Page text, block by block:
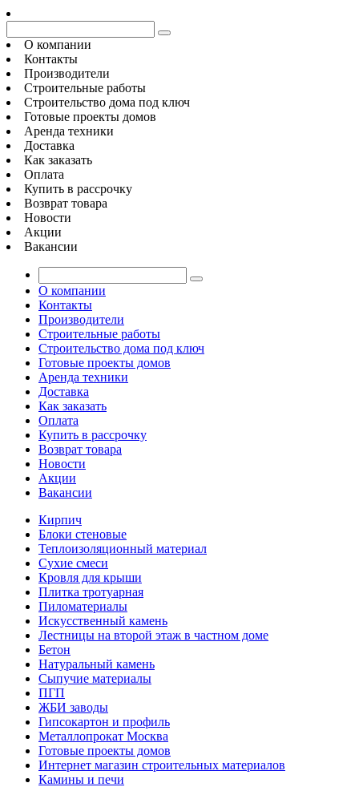
О компании
Контакты
Производители
Строительные работы
Строительство дома под ключ
Готовые проекты домов
Аренда техники
Доставка
Как заказать
Оплата
Купить в рассрочку
Возврат товара
Новости
Акции
Вакансии
О компании
Контакты
Производители
Строительные работы
Строительство дома под ключ
Готовые проекты домов
Аренда техники
Доставка
Как заказать
Оплата
Купить в рассрочку
Возврат товара
Новости
Акции
Вакансии
Кирпич
Блоки стеновые
Теплоизоляционный материал
Сухие смеси
Кровля для крыши
Плитка тротуарная
Пиломатериалы
Искусственный камень
Лестницы на второй этаж в частном доме
Бетон
Натуральный камень
Сыпучие материалы
ПГП
ЖБИ заводы
Гипсокартон и профиль
Металлопрокат Москва
Готовые проекты домов
Интернет магазин строительных материалов
Камины и печи